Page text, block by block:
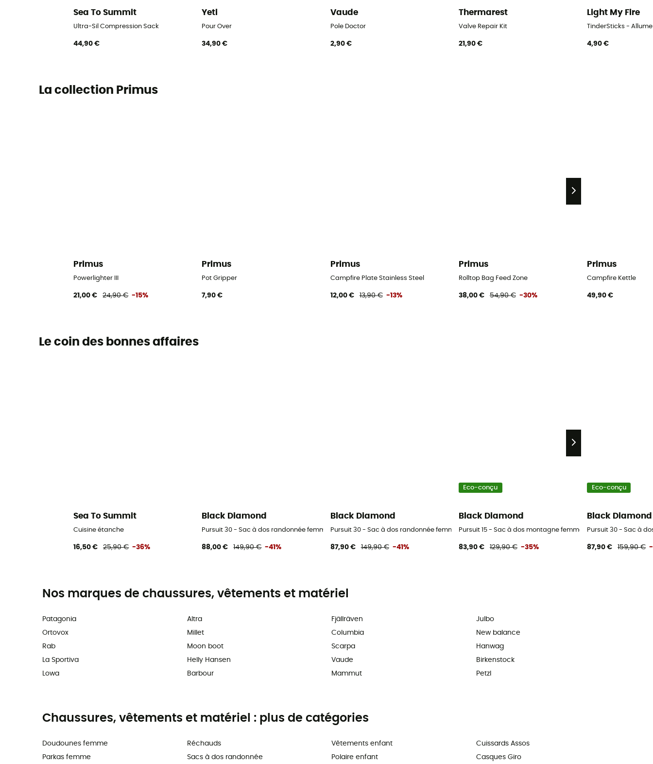
Sea To Summit
Ultra-Sil Compression Sack
44,90 €
Yeti
Pour Over
34,90 €
Vaude
Pole Doctor
2,90 €
Thermarest
Valve Repair Kit
21,90 €
Light My Fire
TinderSticks -
4,90 €
La collection Primus
Primus
Powerlighter III
21,00 € 24,90 € -15%
Primus
Pot Gripper
7,90 €
Primus
Campfire Plate Stainless Steel
12,00 € 13,90 € -13%
Primus
Rolltop Bag Feed Zone
38,00 € 54,90 € -30%
Primus
Campfire Kettle
49,90 €
Le coin des bonnes affaires
Sea To Summit
Cuisine étanche
16,50 € 25,90 € -36%
Black Diamond
Pursuit 30 - Sac à dos randonnée femme
88,00 € 149,90 € -41%
Black Diamond
Pursuit 30 - Sac à dos randonnée femme
87,90 € 149,90 € -41%
Eco-conçu
Black Diamond
Pursuit 15 - Sac à dos montagne femme
83,90 € 129,90 € -35%
Eco-conçu
Black Diamond
Pursuit 30 - Sac à
87,90 € 159,90 € -
Nos marques de chaussures, vêtements et matériel
Patagonia
Ortovox
Rab
La Sportiva
Lowa
Altra
Millet
Moon boot
Helly Hansen
Barbour
Fjällräven
Columbia
Scarpa
Vaude
Mammut
Julbo
New balance
Hanwag
Birkenstock
Petzl
Chaussures, vêtements et matériel : plus de catégories
Doudounes femme
Parkas femme
Réchauds
Sacs à dos randonnée
Vêtements enfant
Polaire enfant
Cuissards Assos
Casques Giro